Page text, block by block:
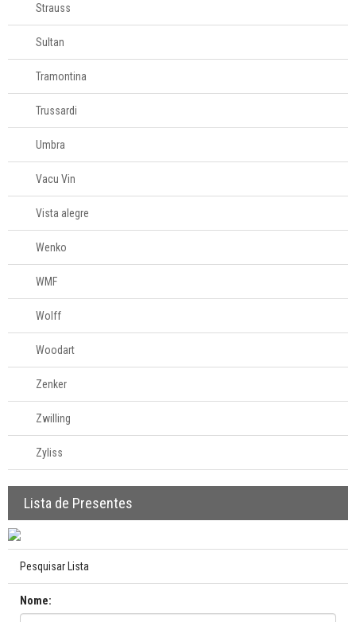
Strauss
Sultan
Tramontina
Trussardi
Umbra
Vacu Vin
Vista alegre
Wenko
WMF
Wolff
Woodart
Zenker
Zwilling
Zyliss
Lista de Presentes
Pesquisar Lista
Nome: